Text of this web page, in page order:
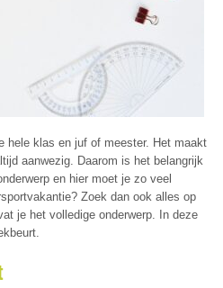
hele klas en juf of meester. Het maakt
aanwezig. Daarom is het belangrijk
en hier moet je zo veel
Zoek dan ook alles op
je het volledige onderwerp. In deze